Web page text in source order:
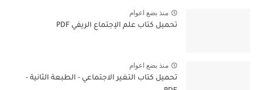
منذ بضع اعوام
تحميل كتاب علم الإجتماع الريفي PDF
منذ بضع اعوام
تحميل كتاب التغير الاجتماعي - الطبعة الثانية -